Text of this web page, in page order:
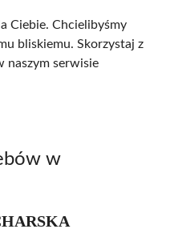
Ciebie. Chcielibyśmy
bliskiemu. Skorzystaj z
naszym serwisie
w